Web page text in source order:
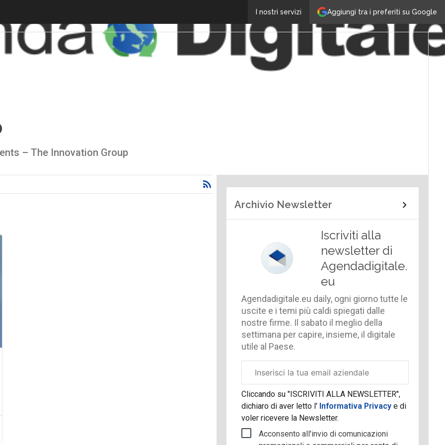
Aggiungi tra i preferiti su Google
I nostri servizi
– The Innovation Group
Archivio Newsletter
Iscriviti alla
newsletter di
Agendadigitale.
eu
Agendadigitale.eu daily, ogni giorno tutte le
uscite e i temi più caldi spiegati dalle
nostre firme. Il sabato il meglio della
settimana per capire, insieme, il digitale
utile al Paese.
aziendale
Cliccando su "ISCRIVITI ALLA NEWSLETTER",
dichiaro di aver letto l' Informativa Privacye di
voler ricevere la Newsletter.
Acconsento all'invio di comunicazioni